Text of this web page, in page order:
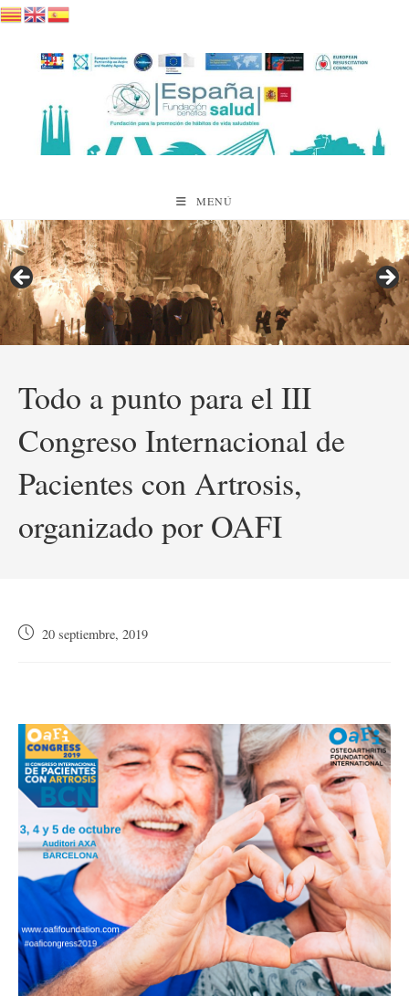
Saltar
contenido
MENÚ
Todo a punto para el III
Congreso Internacional de
Pacientes con Artrosis,
organizado por OAFI
Publicación
20 septiembre, 2019